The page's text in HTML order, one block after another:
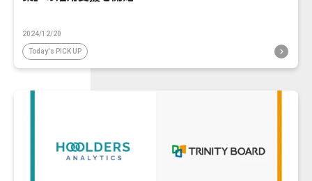
2024/12/20
Today's PICK UP